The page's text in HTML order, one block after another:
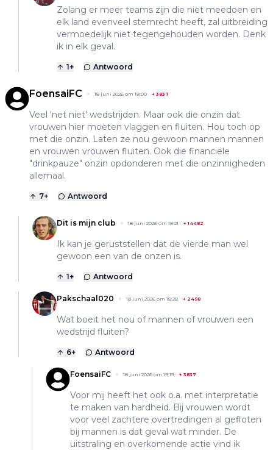
Zolang er meer teams zijn die niet meedoen en
elk land evenveel stemrecht heeft, zal uitbreiding
vermoedelijk niet tegengehouden worden. Denk
ik in elk geval.
1+ Antwoord
FoensaiFC 18 juni 2026 om 18:00 + 3837
Veel 'net niet' wedstrijden. Maar ook die onzin dat
vrouwen hier moeten vlaggen en fluiten. Hou toch op
met die onzin. Laten ze nou gewoon mannen mannen
en vrouwen vrouwen fluiten. Ook die financiële
"drinkpauze" onzin opdonderen met die onzinnigheden
allemaal.
7+ Antwoord
Dit is mijn club 18 juni 2026 om 18:21 +14482
Ik kan je geruststellen dat de vierde man wel
gewoon een van de onzen is.
1+ Antwoord
Pakschaal020 18 juni 2026 om 18:28 + 2498
Wat boeit het nou of mannen of vrouwen een
wedstrijd fluiten?
6+ Antwoord
FoensaiFC 18 juni 2026 om 19:19 + 3837
Voor mij heeft het ook o.a. met interpretatie
te maken van hardheid. Bij vrouwen wordt
voor veel zachtere overtredingen al gefloten
bij mannen is dat geval wat minder. De
uitstraling en overkomende actie vind ik